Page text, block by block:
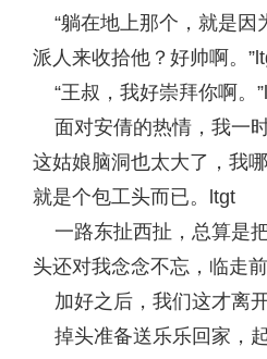
“躺在地上那个，就是因
派人来收拾他？好帅啊。
“王叔，我好崇拜你啊。
面对安倩的热情，我一
这姑娘脑洞也太大了，我
就是个包工头而已。ltgt
一路东扯西扯，总算是
头还对我念念不忘，临走
加好之后，我们这才离
掉头准备送乐乐回家，